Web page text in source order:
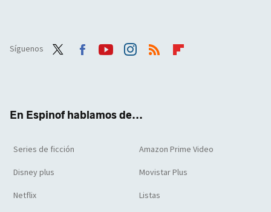
Síguenos
En Espinof hablamos de...
Series de ficción Amazon Prime Video
Disney plus Movistar Plus
Netflix Listas